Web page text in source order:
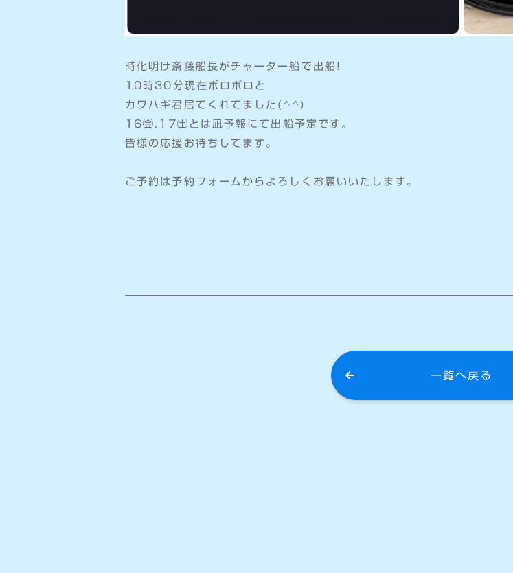
時化明け斎藤船長がチャーター船で出船!
10時30分現在ポロポロと
カワハギ君居てくれてました(^^)
16㈮.17㈯とは凪予報にて出船予定です。
皆様の応援お待ちしてます。
ご予約は予約フォームからよろしくお願いいたします。
一覧へ戻る